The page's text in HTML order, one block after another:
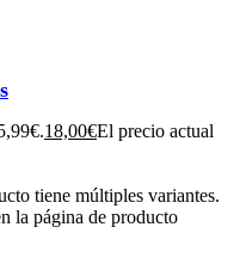
18,00€El precio actual
tiene múltiples variantes.
la página de producto